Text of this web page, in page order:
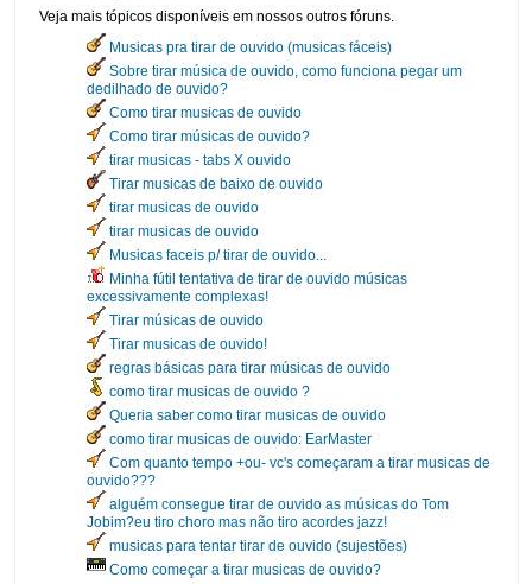
Veja mais tópicos disponíveis em nossos outros fóruns.
Musicas pra tirar de ouvido (musicas fáceis)
Sobre tirar música de ouvido, como funciona pegar um
dedilhado de ouvido?
Como tirar musicas de ouvido
Como tirar músicas de ouvido?
tirar musicas - tabs X ouvido
Tirar musicas de baixo de ouvido
tirar musicas de ouvido
tirar musicas de ouvido
Musicas faceis p/ tirar de ouvido...
Minha fútil tentativa de tirar de ouvido músicas
excessivamente complexas!
Tirar músicas de ouvido
Tirar musicas de ouvido!
regras básicas para tirar músicas de ouvido
como tirar musicas de ouvido ?
Queria saber como tirar musicas de ouvido
como tirar musicas de ouvido: EarMaster
Com quanto tempo +ou- vc's começaram a tirar musicas de
ouvido???
alguém consegue tirar de ouvido as músicas do Tom
Jobim?eu tiro choro mas não tiro acordes jazz!
musicas para tentar tirar de ouvido (sujestões)
Como começar a tirar musicas de ouvido?